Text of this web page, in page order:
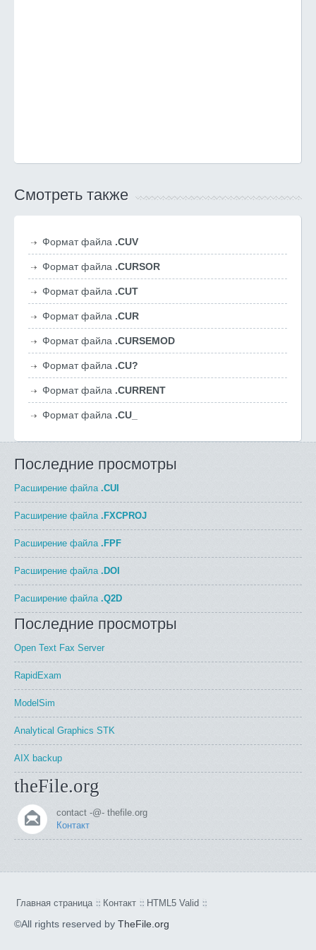
Смотреть также
Формат файла .CUV
Формат файла .CURSOR
Формат файла .CUT
Формат файла .CUR
Формат файла .CURSEMOD
Формат файла .CU?
Формат файла .CURRENT
Формат файла .CU_
Последние просмотры
Расширение файла .CUI
Расширение файла .FXCPROJ
Расширение файла .FPF
Расширение файла .DOI
Расширение файла .Q2D
Последние просмотры
Open Text Fax Server
RapidExam
ModelSim
Analytical Graphics STK
AIX backup
theFile.org
contact -@- thefile.org
Контакт
Главная страница Контакт HTML5 Valid
©All rights reserved by TheFile.org